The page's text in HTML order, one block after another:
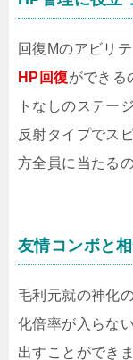
回復Mのアビリ
HP回復ができる
トなしのステー
反射タイプでス
方全員に当たる
友情コンボと
毛利元就の神化
化倍率が入らな
出すことができ